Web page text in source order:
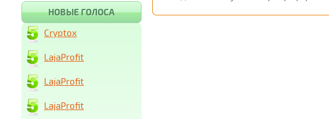
НОВЫЕ ГОЛОСА
Cryptox
LajaProfit
LajaProfit
LajaProfit